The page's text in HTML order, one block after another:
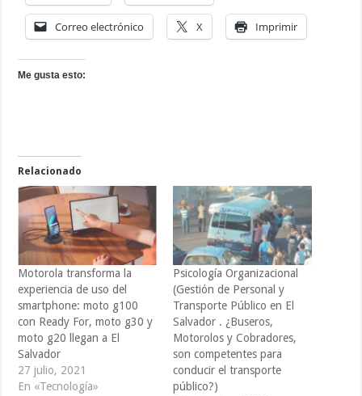
Correo electrónico X Imprimir
Me gusta esto:
Relacionado
Motorola transforma la
experiencia de uso del
smartphone: moto g100
con Ready For, moto g30 y
moto g20 llegan a El
Salvador
27 julio, 2021
En «Tecnología»
Psicología Organizacional
(Gestión de Personal y
Transporte Público en El
Salvador . ¿Buseros,
Motorolos y Cobradores,
son competentes para
conducir el transporte
público?)